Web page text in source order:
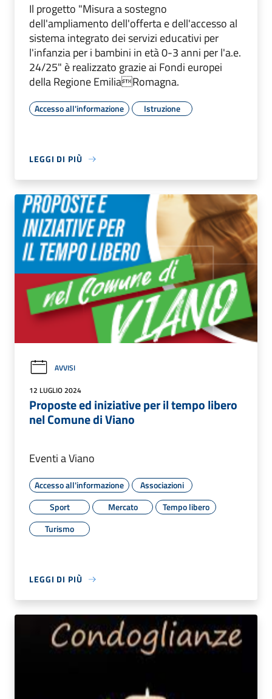
Il progetto "Misura a sostegno
dell'ampliamento dell'offerta e dell'accesso al
sistema integrato dei servizi educativi per
l'infanzia per i bambini in età 0-3 anni per l'a.e.
24/25" è realizzato grazie ai Fondi europei
della Regione EmiliaRomagna.
Accesso all'informazione Istruzione
LEGGI DI PIÙ
AVVISI
12 LUGLIO 2024
Proposte ed iniziative per il tempo libero
nel Comune di Viano
Eventi a Viano
Accesso all'informazione
Associazioni
Sport
Mercato
Tempo libero
Turismo
LEGGI DI PIÙ